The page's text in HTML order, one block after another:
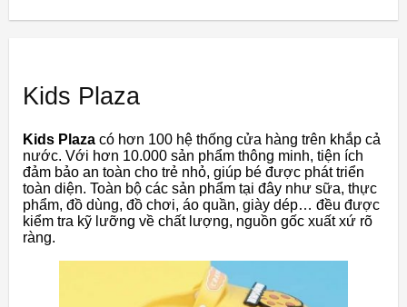
Kids Plaza
Kids Plaza có hơn 100 hệ thống cửa hàng trên khắp cả
nước. Với hơn 10.000 sản phẩm thông minh, tiện ích
đảm bảo an toàn cho trẻ nhỏ, giúp bé được phát triển
toàn diện. Toàn bộ các sản phẩm tại đây như sữa, thực
phẩm, đồ dùng, đồ chơi, áo quần, giày dép… đều được
kiểm tra kỹ lưỡng về chất lượng, nguồn gốc xuất xứ rõ
ràng.